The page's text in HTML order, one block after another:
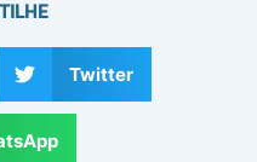
Twitter